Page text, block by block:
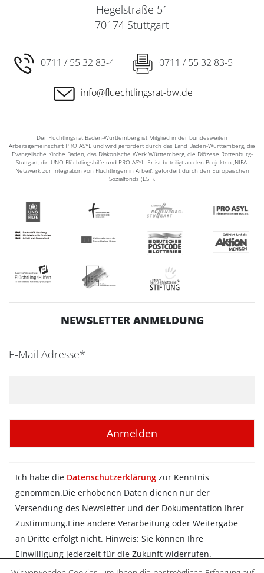
Hegelstraße 51
70174 Stuttgart
0711 / 55 32 83-4 0711 / 55 32 83-5
info@fluechtlingsrat-bw.de
Der Flüchtlingsrat Baden-Württemberg ist Mitglied in der bundesweiten
Arbeitsgemeinschaft PRO ASYL und wird gefördert durch das Land Baden-Württemberg, die
Evangelische Kirche Baden, das Diakonische Werk Württemberg, die Diözese Rottenburg-
Stuttgart, die UNO-Flüchtlingshilfe und PRO ASYL. Er ist beteiligt an den Projekten ‚NIFA-
Netzwerk zur Integration von Flüchtlingen in Arbeit‘, gefördert durch den Europäischen
Sozialfonds (ESF).
NEWSLETTER ANMELDUNG
E-Mail Adresse*
Ich habe die Datenschutzerklärung zur Kenntnis
genommen.Die erhobenen Daten dienen nur der
Versendung des Newsletter und der Dokumentation Ihrer
Zustimmung.Eine andere Verarbeitung oder Weitergabe
an Dritte erfolgt nicht. Hinweis: Sie können Ihre
Einwilligung jederzeit für die Zukunft widerrufen.